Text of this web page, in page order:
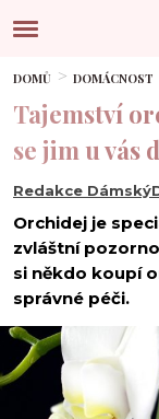
DOMŮ DOMÁCNOST
Tajemství
se jim u vás
Redakce
Orchidej je
zvláštní
si někdo koupí
správné péči.